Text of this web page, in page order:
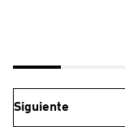
Siguiente